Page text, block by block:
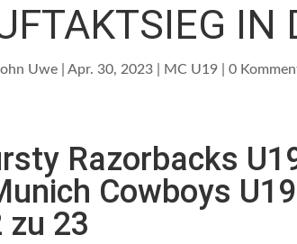
IN
Uwe |Apr. 30, 2023 MC U19 |0
Razorbacks
Cowboys
zu 23